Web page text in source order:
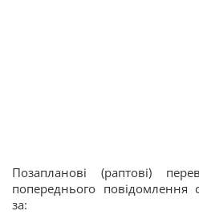
Позапланові (раптові)
попереднього повідомлення
за: